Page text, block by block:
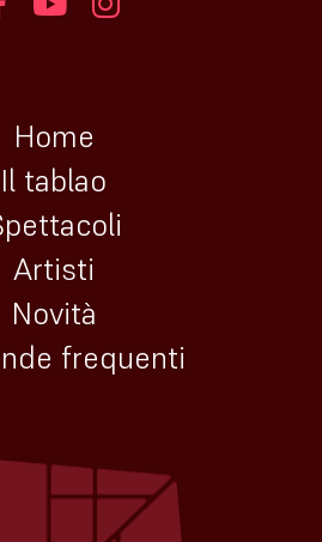
Home
Il tablao
Artisti
Novità
frequenti